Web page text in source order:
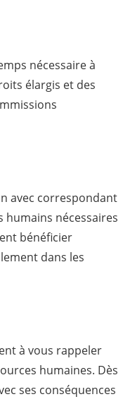
nécessaire à
élargis et des
avec correspondant
humains nécessaires
bénéficier
dans les
à vous rappeler
humaines. Dès
ses conséquences